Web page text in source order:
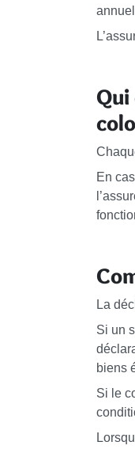
Qui
En
La
Si un
biens
Si le